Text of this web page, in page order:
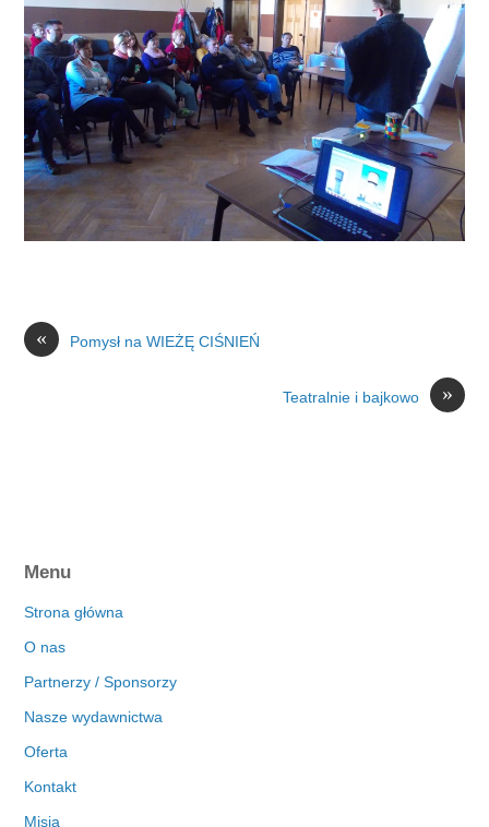
« Pomysł na WIEŻĘ CIŚNIEŃ
»
Teatralnie i bajkowo
Menu
Strona główna
O nas
Partnerzy / Sponsorzy
Nasze wydawnictwa
Oferta
Kontakt
Misja